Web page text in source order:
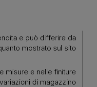
e può differire da
mostrato sul sito
misure e nelle finiture
di magazzino